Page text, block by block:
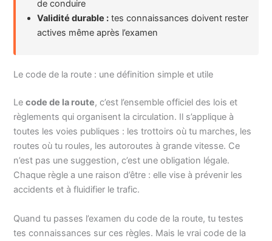
de conduire
Validité durable : tes connaissances doivent rester
actives même après l’examen
Le code de la route : une définition simple et utile
Lecode de la route, c’est l’ensemble officiel des lois et
règlements qui organisent la circulation. Il s’applique à
toutes les voies publiques : les trottoirs où tu marches, les
routes où tu roules, les autoroutes à grande vitesse. Ce
n’est pas une suggestion, c’est une obligation légale.
Chaque règle a une raison d’être : elle vise à prévenir les
accidents et à fluidifier le trafic.
Quand tu passes l’examen du code de la route, tu testes
tes connaissances sur ces règles. Mais le vrai code de la